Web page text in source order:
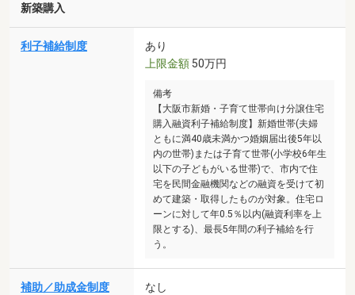
新築購入
利子補給制度
あり
上限金額 50万円
備考
【大阪市新婚・子育て世帯向け分譲住宅
購入融資利子補給制度】新婚世帯(夫婦
ともに満40歳未満かつ婚姻届出後5年以
内の世帯)または子育て世帯(小学校6年生
以下の子どもがいる世帯)で、市内で住
宅を民間金融機関などの融資を受けて初
めて建築・取得したものが対象。住宅ロ
ーンに対して年0.5％以内(融資利率を上
限とする)、最長5年間の利子補給を行
う。
補助／助成金制度 なし